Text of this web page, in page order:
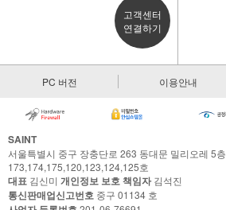
고객센터
연결하기
PC 버전 이용안내
SAINT
서울특별시 중구 장충단로 263 동대문 밀리오레 5층
173,174,175,120,123,124,125호
대표 김신미 개인정보 보호 책임자김석진
통신판매업신고번호 중구 01134 호